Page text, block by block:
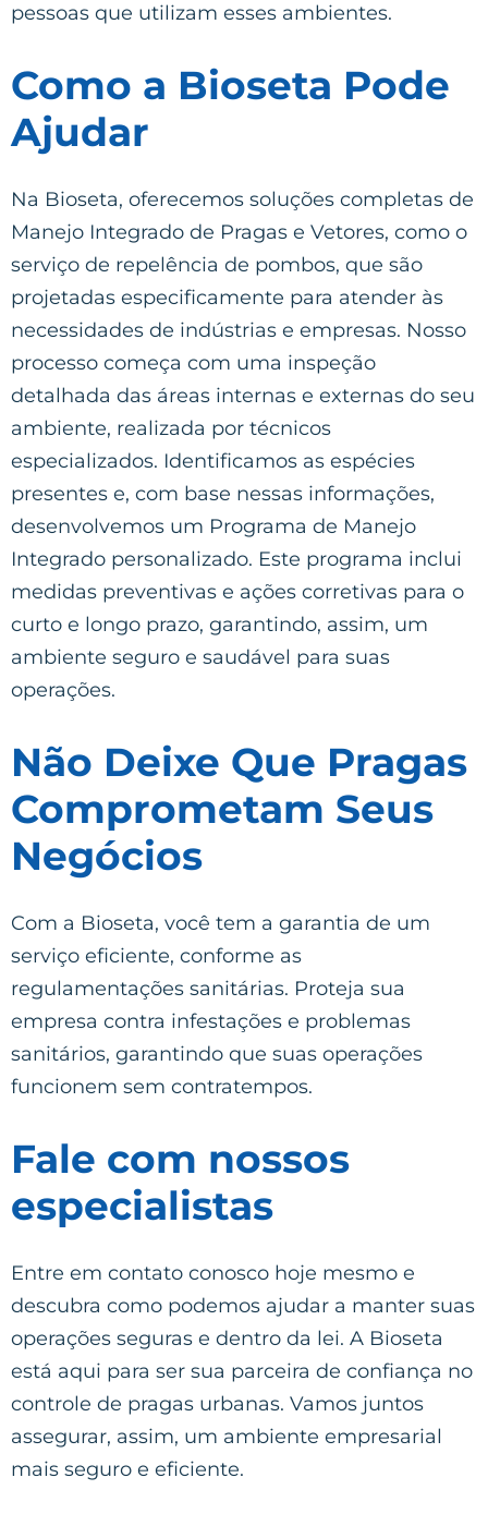
pessoas que utilizam esses ambientes.
Como a Bioseta Pode
Ajudar
Na Bioseta, oferecemos soluções completas de
Manejo Integrado de Pragas e Vetores, como o
serviço de repelência de pombos, que são
projetadas especificamente para atender às
necessidades de indústrias e empresas. Nosso
processo começa com uma inspeção
detalhada das áreas internas e externas do seu
ambiente, realizada por técnicos
especializados. Identificamos as espécies
presentes e, com base nessas informações,
desenvolvemos um Programa de Manejo
Integrado personalizado. Este programa inclui
medidas preventivas e ações corretivas para o
curto e longo prazo, garantindo, assim, um
ambiente seguro e saudável para suas
operações.
Não Deixe Que Pragas
Comprometam Seus
Negócios
Com a Bioseta, você tem a garantia de um
serviço eficiente, conforme as
regulamentações sanitárias. Proteja sua
empresa contra infestações e problemas
sanitários, garantindo que suas operações
funcionem sem contratempos.
Fale com nossos
especialistas
Entre em contato conosco hoje mesmo e
descubra como podemos ajudar a manter suas
operações seguras e dentro da lei. A Bioseta
está aqui para ser sua parceira de confiança no
controle de pragas urbanas. Vamos juntos
assegurar, assim, um ambiente empresarial
mais seguro e eficiente.